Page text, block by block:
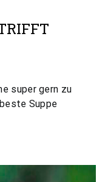
super gern zu
Suppe